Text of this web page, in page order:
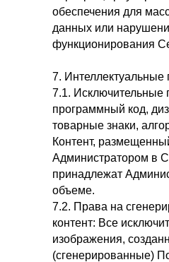
обеспечения для
данных или
функционирования
7. Интеллектуальные
7.1. Исключительные
программный код,
товарные знаки,
Контент,
Администратором в
принадлежат
объеме.
7.2. Права на
контент: Все
изображения,
(сгенерированные)